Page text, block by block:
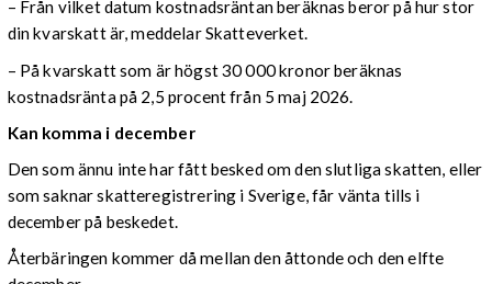
– Från vilket datum kostnadsräntan beräknas beror på hur stor
din kvarskatt är, meddelar Skatteverket.
– På kvarskatt som är högst 30 000 kronor beräknas
kostnadsränta på 2,5 procent från 5 maj 2026.
Kan komma i december
Den som ännu inte har fått besked om den slutliga skatten, eller
som saknar skatteregistrering i Sverige, får vänta tills i
december på beskedet.
Återbäringen kommer då mellan den åttonde och den elfte